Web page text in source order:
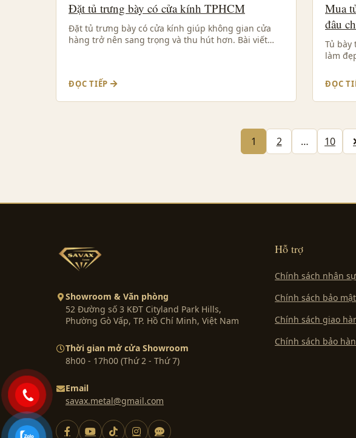
Đặt tủ trưng bày có cửa kính TPHCM
Đặt tủ trưng bày có cửa kính giúp không gian cửa
hàng trở nên sang trọng và thu hút hơn. Bài viết…
ĐỌC TIẾP
Mua
đâu
Tủ bày
làm
ĐỌC
1 2 … 10
Showroom & Văn phòng
52 Đường số 3 KĐT Cityland Park Hills,
Phường Gò Vấp, TP. Hồ Chí Minh, Việt Nam
Thời gian mở cửa Showroom
8h00 - 17h00 (Thứ 2 - Thứ 7)
Email
savax.metal@gmail.com
Hỗ trợ
Chính sách nhân sự
Chính sách bảo mật
Chính sách giao
Chính sách bảo